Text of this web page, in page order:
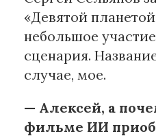
«Девятой
небольшое
сценария.
случае, мое.
— Алексей, а
фильме ИИ